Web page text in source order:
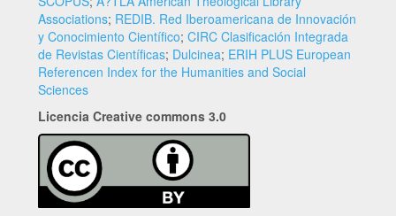
Associations; REDIB. Red Iberoamericana de Innovación
y Conocimiento Científico; CIRC Clasificación Integrada
de Revistas Científicas; Dulcinea; ERIH PLUS European
Referencen Index for the Humanities and Social
Sciences
Licencia Creative commons 3.0